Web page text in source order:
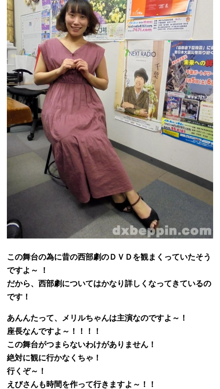
この舞台の為に昔の西部劇のＤＶＤを観まくっていたそう
ですよ～ ！
だから、西部劇についてはかなり詳しくなってきているの
です！
あんんたって、メリルちゃんは主演なのですよ～！
座長なんですよ～！！！！
この舞台がつまらないわけがありません！
絶対に観に行かなくちゃ！
行くぞ～！
えびさんも時間を作って行きますよ～！！